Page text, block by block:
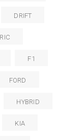
DRIFT
F1
FORD
HYBRID
KIA